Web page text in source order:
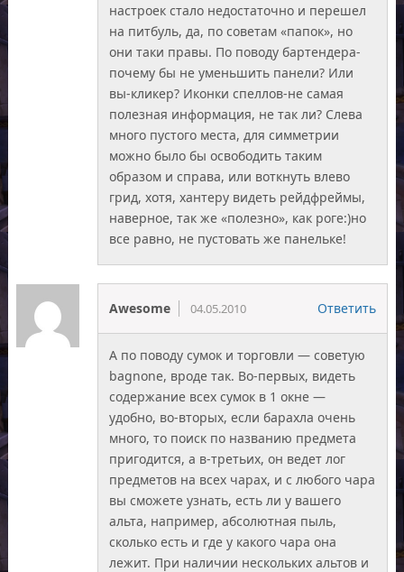
настроек стало недостаточно и перешел
на питбуль, да, по советам «папок», но
они таки правы. По поводу бартендера-
почему бы не уменьшить панели? Или
вы-кликер? Иконки спеллов-не самая
полезная информация, не так ли? Слева
много пустого места, для симметрии
можно было бы освободить таким
образом и справа, или воткнуть влево
грид, хотя, хантеру видеть рейдфреймы,
наверное, так же «полезно», как роге:)но
все равно, не пустовать же панельке!
Awesome 04.05.2010 Ответить
А по поводу сумок и торговли — советую
bagnone, вроде так. Во-первых, видеть
содержание всех сумок в 1 окне —
удобно, во-вторых, если барахла очень
много, то поиск по названию предмета
пригодится, а в-третьих, он ведет лог
предметов на всех чарах, и с любого чара
вы сможете узнать, есть ли у вашего
альта, например, абсолютная пыль,
сколько есть и где у какого чара она
лежит. При наличии нескольких альтов и